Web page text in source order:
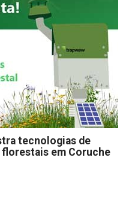
tecnologias de
em Coruche